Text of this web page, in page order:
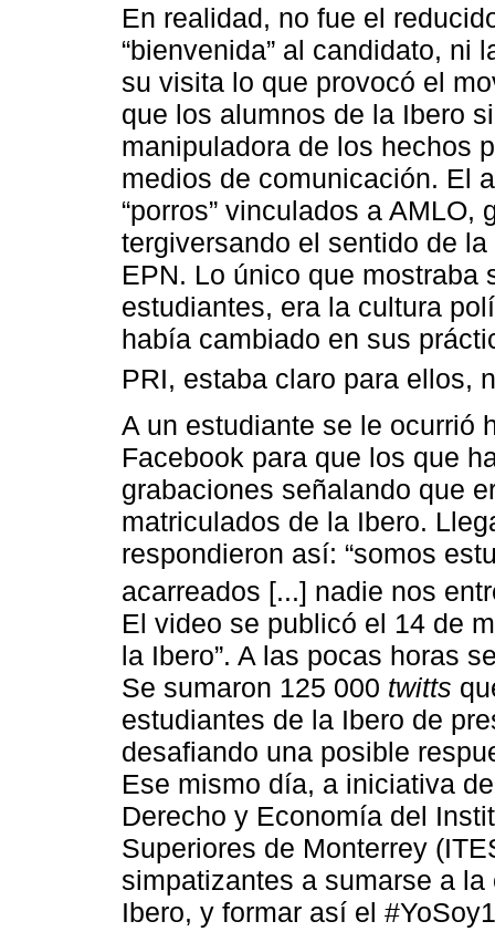
En realidad, no fue el
“bienvenida” al candidato, ni
su visita lo que provocó el
que los alumnos de la Ibero
manipuladora de los hechos
medios de comunicación. El
“porros” vinculados a
tergiversando el sentido de
EPN. Lo único que mostraba
estudiantes, era la cultura
había cambiado en sus
PRI, estaba claro para ellos,
A un estudiante se le ocurrió
Facebook para que los que
grabaciones señalando que
matriculados de la Ibero.
respondieron así: “somos
acarreados [...] nadie nos
El video se publicó el 14 de
la Ibero”. A las pocas horas
Se sumaron 125 000 twitts
estudiantes de la Ibero de
desafiando una posible
Ese mismo día, a iniciativa
Derecho y Economía del
Superiores de Monterrey
simpatizantes a sumarse a
Ibero, y formar así el